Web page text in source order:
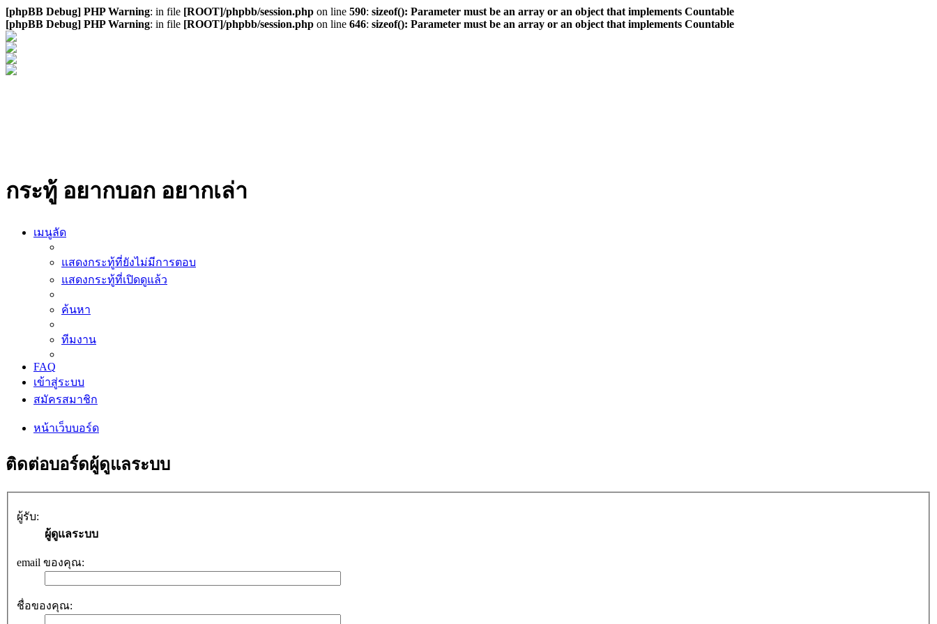
[phpBB Debug] PHP Warning: in file [ROOT]/phpbb/session.php on line 590: sizeof(): Parameter must be an array or an object that implements Countable
[phpBB Debug] PHP Warning: in file [ROOT]/phpbb/session.php on line 646: sizeof(): Parameter must be an array or an object that implements Countable
กระทู้ อยากบอก อยากเล่า
เมนูลัด
แสดงกระทู้ที่ยังไม่มีการตอบ
แสดงกระทู้ที่เปิดดูแล้ว
ค้นหา
ทีมงาน
FAQ
เข้าสู่ระบบ
สมัครสมาชิก
หน้าเว็บบอร์ด
ติดต่อบอร์ดผู้ดูแลระบบ
ผู้รับ:
ผู้ดูแลระบบ
email ของคุณ:
ชื่อของคุณ: